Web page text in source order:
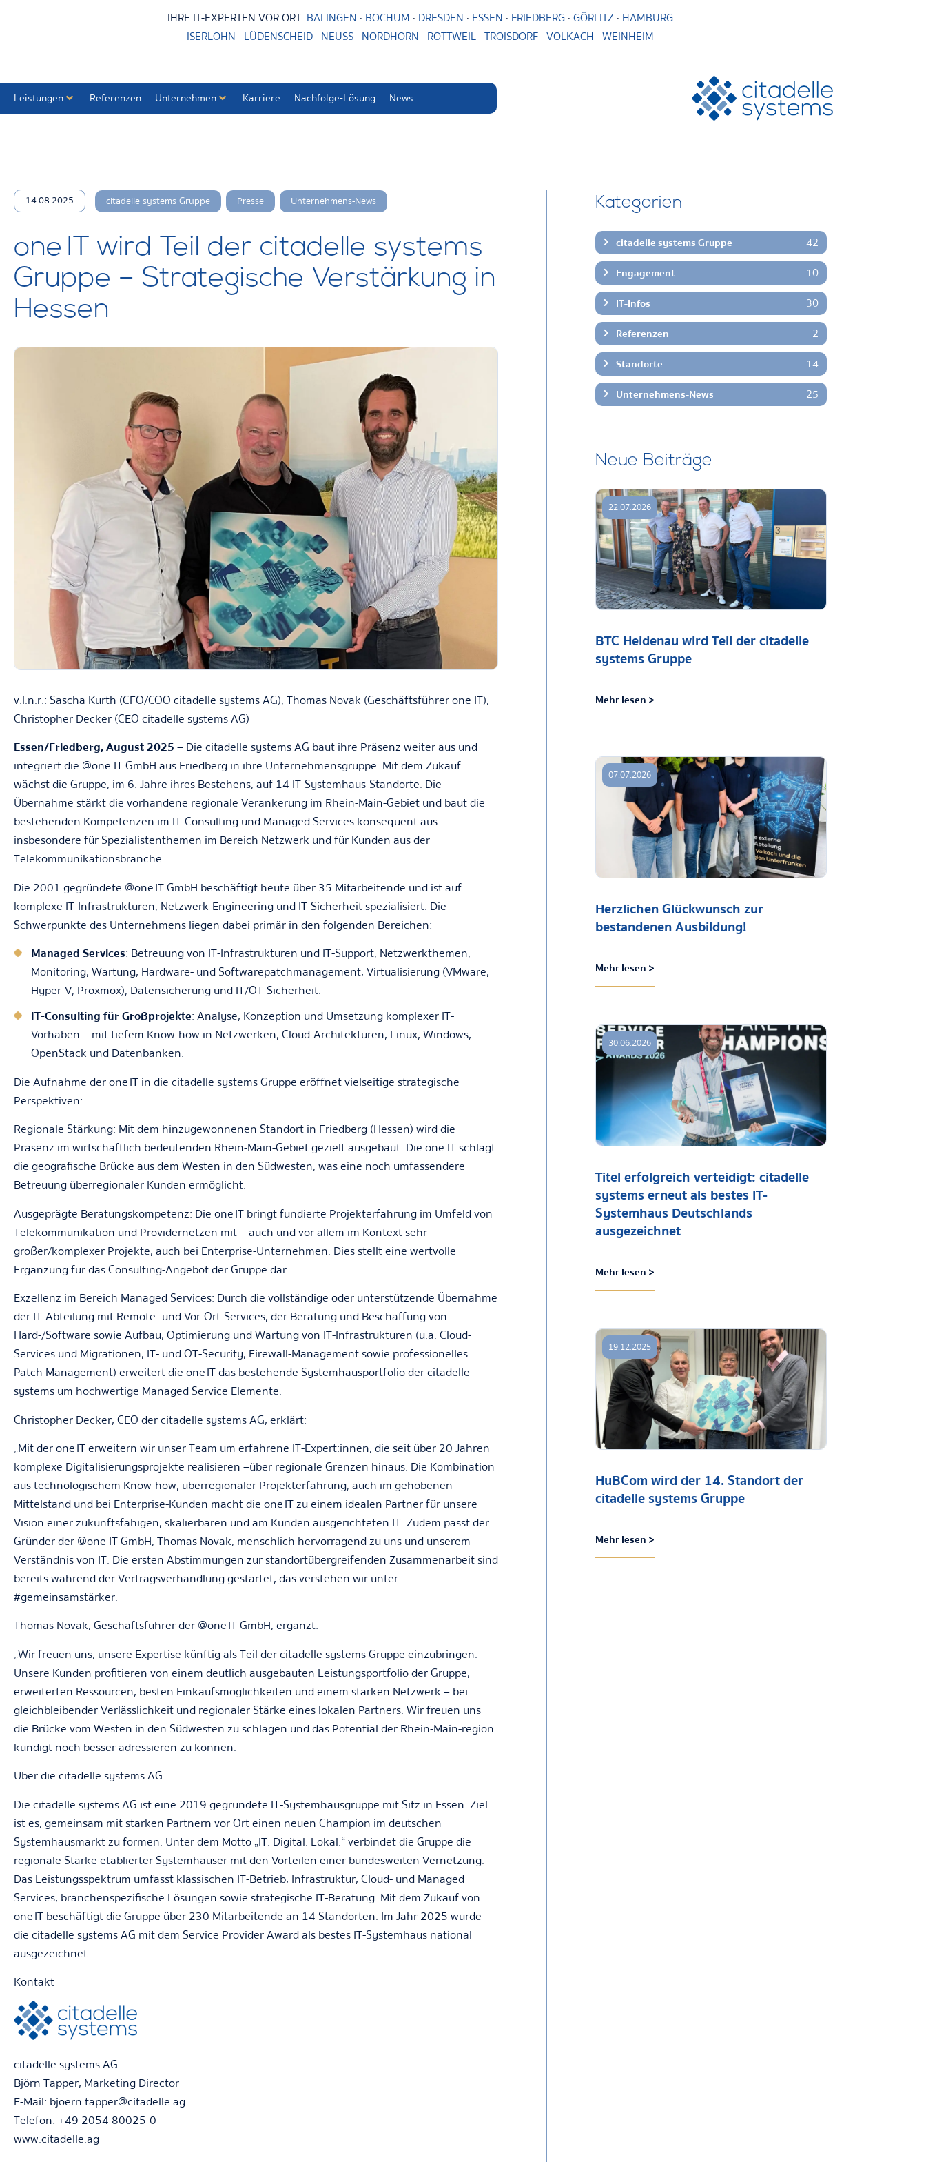
IHRE IT-EXPERTEN VOR ORT: BALINGEN · BOCHUM · DRESDEN · ESSEN · FRIEDBERG·GÖRLITZ · HAMBURG
ISERLOHN · LÜDENSCHEID· NEUSS· NORDHORN · ROTTWEIL·TROISDORF·VOLKACH ·WEINHEIM
Leistungen Referenzen Unternehmen Karriere Nachfolge-Lösung News
14.08.2025 citadelle systems Gruppe Presse Unternehmens-News
one IT wird Teil der citadelle systems
Gruppe – Strategische Verstärkung in
Hessen
v.l.n.r.: Sascha Kurth (CFO/COO citadelle systems AG), Thomas Novak (Geschäftsführer one IT),
Christopher Decker (CEO citadelle systems AG)
Essen/Friedberg, August 2025– Die citadelle systems AG baut ihre Präsenz weiter aus und
integriert die @one IT GmbH aus Friedberg in ihre Unternehmensgruppe. Mit dem Zukauf
wächst die Gruppe, im 6. Jahre ihres Bestehens, auf 14 IT-Systemhaus-Standorte. Die
Übernahme stärkt die vorhandene regionale Verankerung im Rhein-Main-Gebiet und baut die
bestehenden Kompetenzen im IT-Consulting und Managed Services konsequent aus –
insbesondere für Spezialistenthemen im Bereich Netzwerk und für Kunden aus der
Telekommunikationsbranche.
Die 2001 gegründete @one IT GmbH beschäftigt heute über 35 Mitarbeitende und ist auf
komplexe IT-Infrastrukturen, Netzwerk-Engineering und IT-Sicherheit spezialisiert. Die
Schwerpunkte des Unternehmens liegen dabei primär in den folgenden Bereichen:
Managed Services: Betreuung von IT-Infrastrukturen und IT-Support, Netzwerkthemen,
Monitoring, Wartung, Hardware- und Softwarepatchmanagement, Virtualisierung (VMware,
Hyper-V, Proxmox), Datensicherung und IT/OT-Sicherheit.
IT-Consulting für Großprojekte: Analyse, Konzeption und Umsetzung komplexer IT-
Vorhaben – mit tiefem Know-how in Netzwerken, Cloud-Architekturen, Linux, Windows,
OpenStack und Datenbanken.
Die Aufnahme der one IT in die citadelle systems Gruppe eröffnet vielseitige strategische
Perspektiven:
Regionale Stärkung: Mit dem hinzugewonnenen Standort in Friedberg (Hessen) wird die
Präsenz im wirtschaftlich bedeutenden Rhein-Main-Gebiet gezielt ausgebaut. Die one IT schlägt
die geografische Brücke aus dem Westen in den Südwesten, was eine noch umfassendere
Betreuung überregionaler Kunden ermöglicht.
Ausgeprägte Beratungskompetenz: Die one IT bringt fundierte Projekterfahrung im Umfeld von
Telekommunikation und Providernetzen mit – auch und vor allem im Kontext sehr
großer/komplexer Projekte, auch bei Enterprise-Unternehmen. Dies stellt eine wertvolle
Ergänzung für das Consulting-Angebot der Gruppe dar.
Exzellenz im Bereich Managed Services: Durch die vollständige oder unterstützende Übernahme
der IT-Abteilung mit Remote- und Vor-Ort-Services, der Beratung und Beschaffung von
Hard-/Software sowie Aufbau, Optimierung und Wartung von IT-Infrastrukturen (u.a. Cloud-
Services und Migrationen, IT- und OT-Security, Firewall-Management sowie professionelles
Patch Management) erweitert die one IT das bestehende Systemhausportfolio der citadelle
systems um hochwertige Managed Service Elemente.
Christopher Decker, CEO der citadelle systems AG, erklärt:
„Mit der one IT erweitern wir unser Team um erfahrene IT-Expert:innen, die seit über 20 Jahren
komplexe Digitalisierungsprojekte realisieren –über regionale Grenzen hinaus. Die Kombination
aus technologischem Know-how, überregionaler Projekterfahrung, auch im gehobenen
Mittelstand und bei Enterprise-Kunden macht die one IT zu einem idealen Partner für unsere
Vision einer zukunftsfähigen, skalierbaren und am Kunden ausgerichteten IT. Zudem passt der
Gründer der @one IT GmbH, Thomas Novak, menschlich hervorragend zu uns und unserem
Verständnis von IT. Die ersten Abstimmungen zur standortübergreifenden Zusammenarbeit sind
bereits während der Vertragsverhandlung gestartet, das verstehen wir unter
#gemeinsamstärker.
Thomas Novak, Geschäftsführer der @oneIT GmbH, ergänzt:
„Wir freuen uns, unsere Expertise künftig als Teil der citadelle systems Gruppe einzubringen.
Unsere Kunden profitieren von einem deutlich ausgebauten Leistungsportfolio der Gruppe,
erweiterten Ressourcen, besten Einkaufsmöglichkeiten und einem starken Netzwerk – bei
gleichbleibender Verlässlichkeit und regionaler Stärke eines lokalen Partners. Wir freuen uns
die Brücke vom Westen in den Südwesten zu schlagen und das Potential der Rhein-Main-region
kündigt noch besser adressieren zu können.
Über die citadelle systems AG
Die citadelle systems AG ist eine 2019 gegründete IT-Systemhausgruppe mit Sitz in Essen. Ziel
ist es, gemeinsam mit starken Partnern vor Ort einen neuen Champion im deutschen
Systemhausmarkt zu formen. Unter dem Motto „IT. Digital. Lokal.“ verbindet die Gruppe die
regionale Stärke etablierter Systemhäuser mit den Vorteilen einer bundesweiten Vernetzung.
Das Leistungsspektrum umfasst klassischen IT-Betrieb, Infrastruktur, Cloud- und Managed
Services, branchenspezifische Lösungen sowie strategische IT-Beratung. Mit dem Zukauf von
one IT beschäftigt die Gruppe über 230 Mitarbeitende an 14 Standorten. Im Jahr 2025 wurde
die citadelle systems AG mit dem Service Provider Award als bestes IT-Systemhaus national
ausgezeichnet.
Kontakt
citadelle systems AG
Björn Tapper, Marketing Director
E-Mail: bjoern.tapper@citadelle.ag
Telefon: +49 2054 80025-0
www.citadelle.ag
Kategorien
citadelle systems Gruppe 42
Engagement 10
IT-Infos 30
Referenzen 2
Standorte 14
Unternehmens-News 25
Neue Beiträge
BTC Heidenau wird Teil der citadelle
systems Gruppe
Mehr lesen >
22.07.2026
Herzlichen Glückwunsch zur
bestandenen Ausbildung!
Mehr lesen >
07.07.2026
Titel erfolgreich verteidigt: citadelle
systems erneut als bestes IT-
Systemhaus Deutschlands
ausgezeichnet
Mehr lesen >
30.06.2026
HuBCom wird der 14. Standort der
citadelle systems Gruppe
Mehr lesen >
19.12.2025